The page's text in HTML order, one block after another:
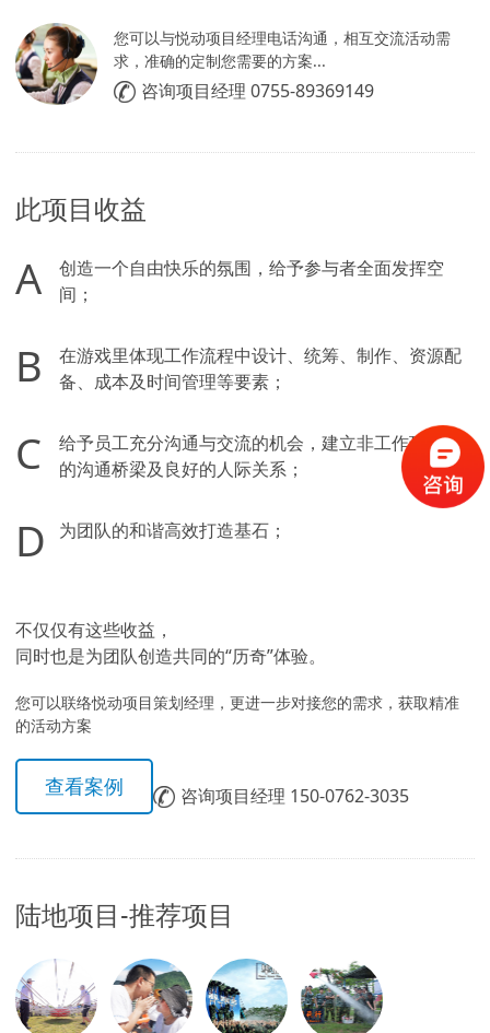
您可以与悦动项目经理电话沟通，相互交流活动需
求，准确的定制您需要的方案...
咨询项目经理 0755-89369149
此项目收益
A
创造一个自由快乐的氛围，给予参与者全面发挥空
间；
B
在游戏里体现工作流程中设计、统筹、制作、资源配
备、成本及时间管理等要素；
C
给予员工充分沟通与交流的机会，建立非工作环境下
的沟通桥梁及良好的人际关系；
D 为团队的和谐高效打造基石；
不仅仅有这些收益，
同时也是为团队创造共同的“历奇”体验。
您可以联络悦动项目策划经理，更进一步对接您的需求，获取精准
的活动方案
查看案例 咨询项目经理 150-0762-3035
陆地项目-推荐项目